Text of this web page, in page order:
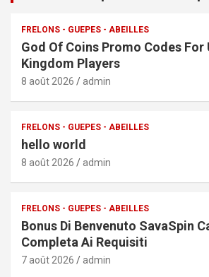
FRELONS - GUEPES - ABEILLES
God Of Coins Promo Codes For
Kingdom Players
8 août 2026 admin
FRELONS - GUEPES - ABEILLES
hello world
8 août 2026 admin
FRELONS - GUEPES - ABEILLES
Bonus Di Benvenuto SavaSpin
Completa Ai Requisiti
7 août 2026 admin